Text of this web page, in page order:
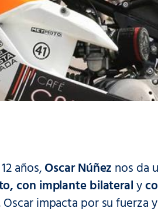
años,Oscar Núñez nos da
con implante bilateraly
Oscar impacta por su fuerza